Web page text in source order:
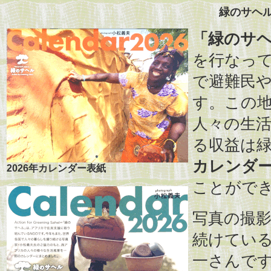
緑のサヘ
2026年カレンダー表紙
「緑のサ
を行なっ
で避難民
す。この
人々の生
る収益は
カレンダ
ことがで
写真の撮
続けてい
一さんで